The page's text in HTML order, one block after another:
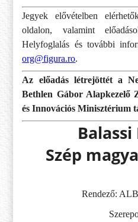
Jegyek elővételben
oldalon, valamint
Helyfoglalás és további
org@figura.ro.
Az előadás létrejöttét a
Bethlen Gábor
és Innovációs Minisztérium
Szép
Rendező: